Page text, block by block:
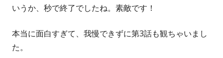
いうか、秒で終了でしたね。素敵です！
本当に面白すぎて、我慢できずに第3話も観ちゃいまし
た。